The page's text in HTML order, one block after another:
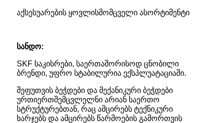
აქსესუარების ყოვლისმომცველი ასორტიმენტი
სანდო:
SKF საკისრები, საერთაშორისოდ ცნობილი
ბრენდი, უფრო სტაბილურია ექსპლუატაციაში.
შეფუთვის ბეჭდები და მექანიკური ბეჭდები
ურთიერთშემცვლელნი არიან საერთო
სტრუქტურებთან, რაც ამცირებს ტექნიკური
ხარჯებს და ამცირებს წარმოების გამორთვის